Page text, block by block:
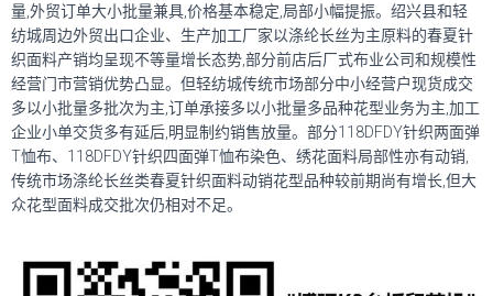
量,外贸订单大小批量兼具,价格基本稳定,局部小幅提振。绍兴县和轻
纺城周边外贸出口企业、生产加工厂家以涤纶长丝为主原料的春夏针
织面料产销均呈现不等量增长态势,部分前店后厂式布业公司和规模性
经营门市营销优势凸显。但轻纺城传统市场部分中小经营户现货成交
多以小批量多批次为主,订单承接多以小批量多品种花型业务为主,加工
企业小单交货多有延后,明显制约销售放量。部分118DFDY针织两面弹
T恤布、118DFDY针织四面弹T恤布染色、绣花面料局部性亦有动销,
传统市场涤纶长丝类春夏针织面料动销花型品种较前期尚有增长,但大
众花型面料成交批次仍相对不足。